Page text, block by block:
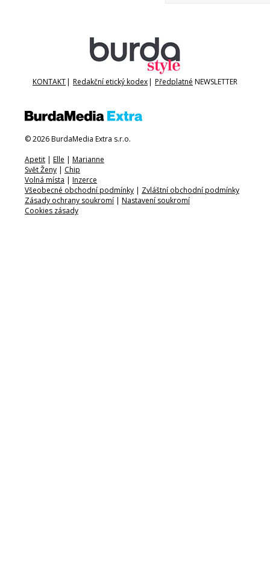
KONTAKT| Redakční etický kodex| Předplatné NEWSLETTER
© 2026 BurdaMedia Extra s.r.o.
Apetit | Elle | Marianne
Svět Ženy | Chip
Volná místa | Inzerce
Všeobecné obchodní podmínky | Zvláštní obchodní podmínky
Zásady ochrany soukromí | Nastavení soukromí
Cookies zásady